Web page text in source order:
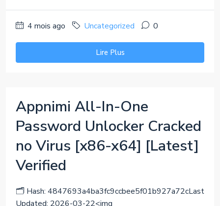
4 mois ago Uncategorized 0
Lire Plus
Appnimi All-In-One
Password Unlocker Cracked
no Virus [x86-x64] [Latest]
Verified
🗂 Hash: 4847693a4ba3fc9ccbee5f01b927a72cLast
Updated: 2026-03-22<img